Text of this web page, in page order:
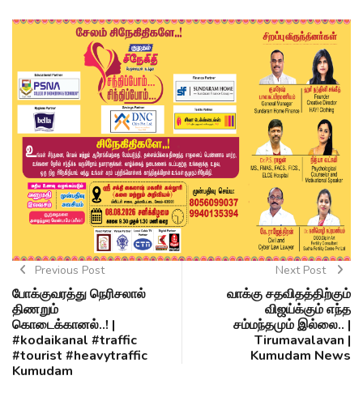
Previous Post
போக்குவரத்து நெரிசலால்
திணறும்
கொடைக்கானல்..! |
#kodaikanal #traffic
#tourist #heavytraffic
Kumudam
Next Post
வாக்கு சதவிதத்திற்கும்
விஜய்க்கும் எந்த
சம்மந்தமும் இல்லை.. |
Tirumavalavan |
Kumudam News